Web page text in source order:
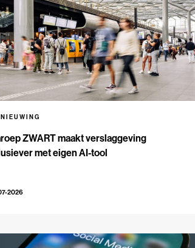
ZWART maakt verslaggeving
met eigen AI-tool
2026